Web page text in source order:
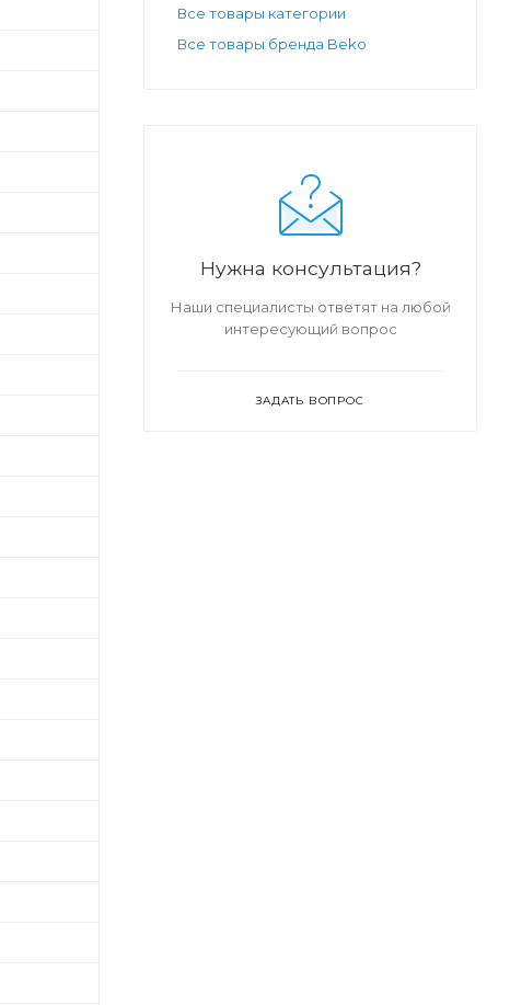
Все товары категории
Все товары бренда Beko
Нужна консультация?
Наши специалисты ответят на любой
интересующий вопрос
ЗАДАТЬ ВОПРОС